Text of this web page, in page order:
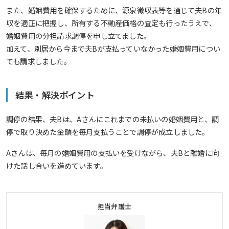
また、婚姻費用を確保するために、源泉徴収表等を通じて夫Bの年
収を適正に把握し、所有する不動産価格の査定も行ったうえで、
婚姻費用の分担請求調停を申し立てました。
加えて、別居から今まで夫Bが支払っていなかった婚姻費用につい
ても請求しました。
結果・解決ポイント
調停の結果、夫Bは、Aさんにこれまでの未払いの婚姻費用と、調
停で取り決めた金額を毎月支払うことで調停が成立しました。
Aさんは、毎月の婚姻費用の支払いを受けながら、夫Bと離婚に向
けた話し合いを進めています。
担当弁護士